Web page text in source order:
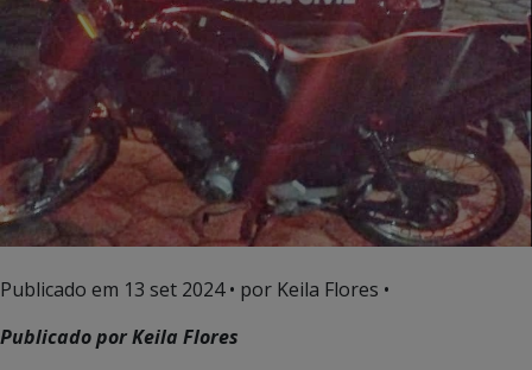
Publicado em 13 set 2024• por Keila Flores •
Publicado por Keila Flores